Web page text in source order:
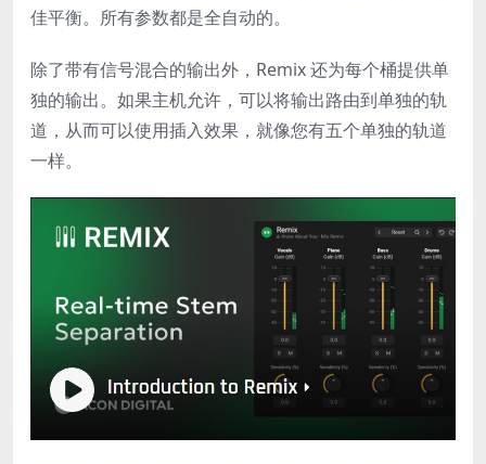
佳平衡。所有参数都是全自动的。
除了带有信号混合的输出外，Remix 还为每个桶提供单
独的输出。如果主机允许，可以将输出路由到单独的轨
道，从而可以使用插入效果，就像您有五个单独的轨道
一样。